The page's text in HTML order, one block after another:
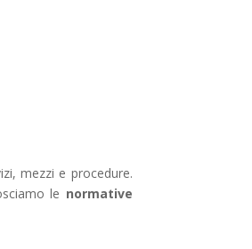
mezzi e procedure.
le normative